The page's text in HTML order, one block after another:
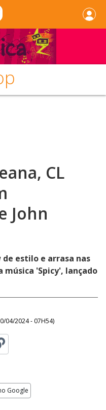
CL
John
de estilo e arrasa nas
música 'Spicy', lançado
04/2024 - 07H54)
Google